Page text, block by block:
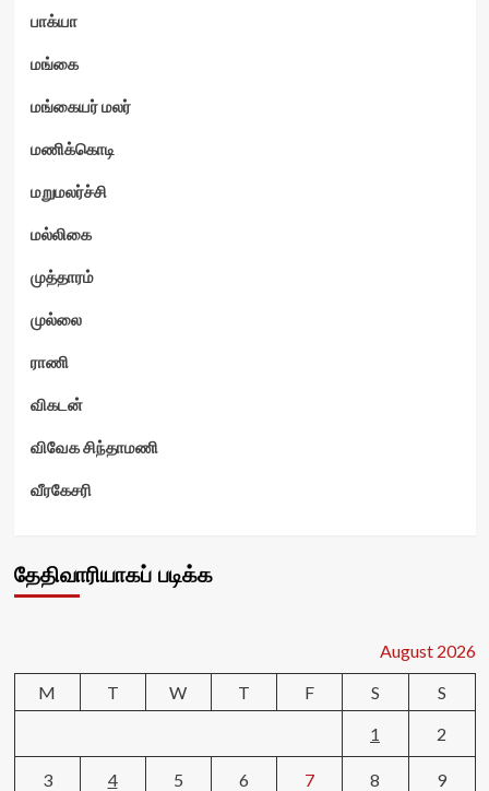
பாக்யா
மங்கை
மங்கையர் மலர்
மணிக்கொடி
மறுமலர்ச்சி
மல்லிகை
முத்தாரம்
முல்லை
ராணி
விகடன்
விவேக சிந்தாமணி
வீரகேசரி
தேதிவாரியாகப் படிக்க
August 2026
M
T W T F S
S
1
2
3 4 5 6 7 8 9